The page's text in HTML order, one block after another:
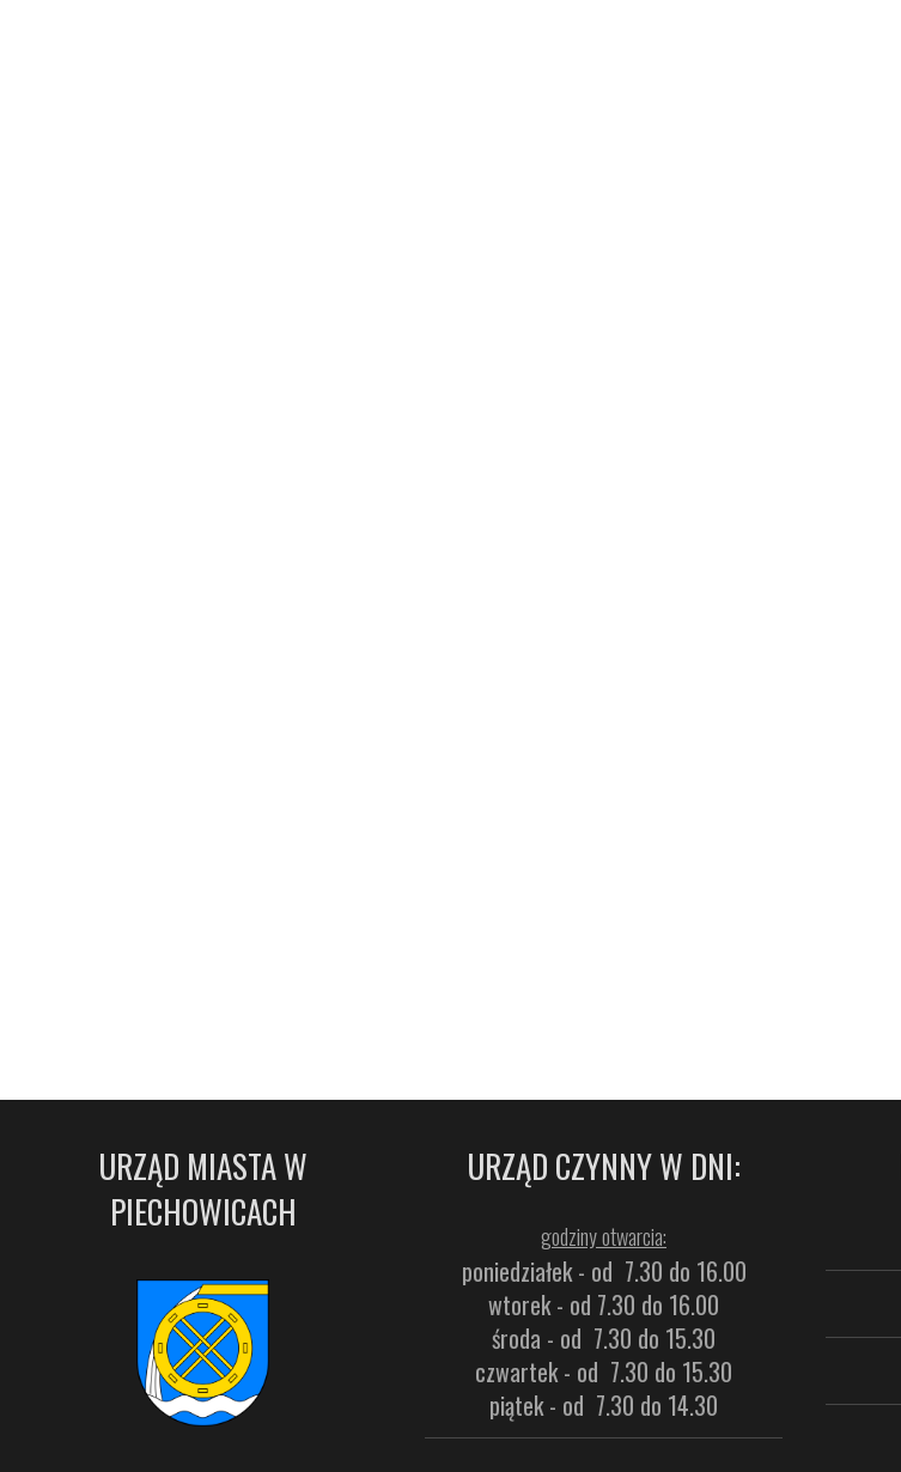
URZĄD MIASTA W
PIECHOWICACH
URZĄD CZYNNY W DNI:
godziny otwarcia:
poniedziałek - od 7.30 do 16.00
wtorek - od 7.30 do 16.00
środa - od 7.30 do 15.30
czwartek - od 7.30 do 15.30
piątek - od 7.30 do 14.30